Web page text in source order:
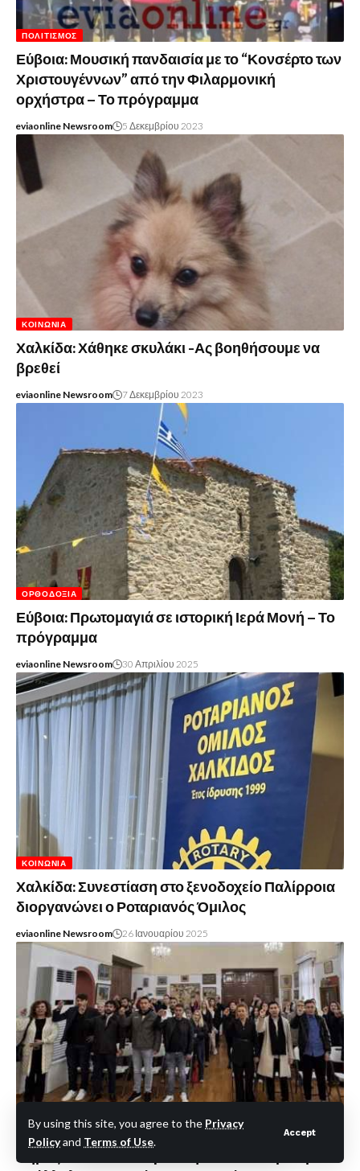
By using this site, you agree to the Privacy
Policyand Terms of Use.
Accept
ΠΟΛΙΤΙΣΜΌΣ
Εύβοια: Μουσική πανδαισία με το “Κονσέρτο των
Χριστουγέννων” από την Φιλαρμονική
ορχήστρα – Το πρόγραμμα
eviaonline Newsroom 5 Δεκεμβρίου 2023
ΚΟΙΝΩΝΊΑ
Χαλκίδα: Χάθηκε σκυλάκι -Ας βοηθήσουμε να
βρεθεί
eviaonline Newsroom 7 Δεκεμβρίου 2023
ΟΡΘΟΔΟΞΊΑ
Εύβοια: Πρωτομαγιά σε ιστορική Ιερά Μονή – Το
πρόγραμμα
eviaonline Newsroom 30 Απριλίου 2025
ΚΟΙΝΩΝΊΑ
Χαλκίδα: Συνεστίαση στο ξενοδοχείο Παλίρροια
διοργανώνει ο Ροταριανός Όμιλος
eviaonline Newsroom 26 Ιανουαρίου 2025
ΚΟΙΝΩΝΊΑ
Δήμος Χαλκιδέων: Ορκίστηκαν 29 νέοι μόνιμοι